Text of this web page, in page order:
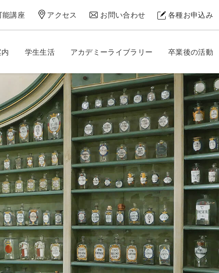
能講座 アクセス お問い合わせ 各種お申込み
学生生活 アカデミーライブラリー 卒業後の活動